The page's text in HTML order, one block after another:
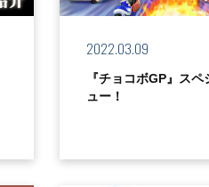
2022.03.09
『チョコボGP』ス
ュー！